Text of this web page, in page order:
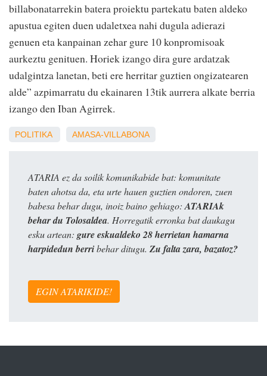
billabonatarrekin batera proiektu partekatu baten aldeko
apustua egiten duen udaletxea nahi dugula adierazi
genuen eta kanpainan zehar gure 10 konpromisoak
aurkeztu genituen. Horiek izango dira gure ardatzak
udalgintza lanetan, beti ere herritar guztien ongizatearen
alde” azpimarratu du ekainaren 13tik aurrera alkate berria
izango den Iban Agirrek.
POLITIKA AMASA-VILLABONA
ATARIA ez da soilik komunikabide bat: komunitate
baten ahotsa da, eta urte hauen guztien ondoren, zuen
babesa behar dugu, inoiz baino gehiago: ATARIAk
behar du Tolosaldea. Horregatik erronka bat daukagu
esku artean: gure eskualdeko 28 herrietan hamarna
harpidedun berribehar ditugu. Zu falta zara, bazatoz?
EGIN ATARIKIDE!